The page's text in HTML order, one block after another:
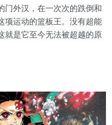
门外汉，在一次次的跌倒和
项运动的篮板王。没有超能
就是它至今无法被超越的原